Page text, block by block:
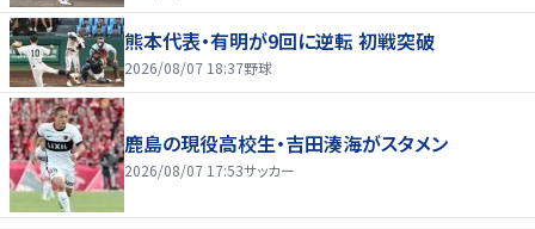
熊本代表・有明が9回に逆転 初戦突破
2026/08/07 18:37野球
鹿島の現役高校生・吉田湊海がスタメン
2026/08/07 17:53サッカー